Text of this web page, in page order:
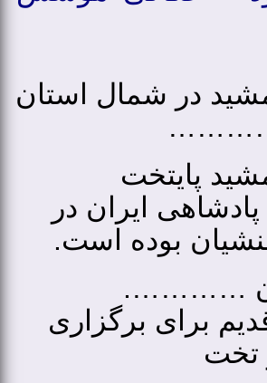
ایران در
بوده ‌است.
برای برگزاری
تخت